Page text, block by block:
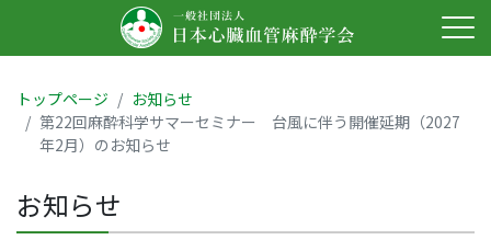
トップページ
お知らせ
第22回麻酔科学サマーセミナー 台風に伴う開催延期（2027
年2月）のお知らせ
お知らせ